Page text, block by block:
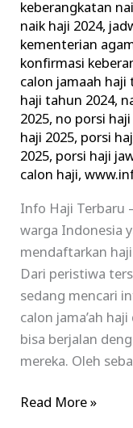
keberangkatan
naik haji 2024,
kementerian
konfirmasi
calon jamaah haji
haji tahun 2024,
2025, no porsi haji
haji 2025, porsi
2025, porsi haji
calon haji,
Info Haji Terbaru
warga Indonesia
mendaftarkan
Dari peristiwa
sedang mencari
calon jama’ah
bisa berjalan
mereka. Oleh
Read More »